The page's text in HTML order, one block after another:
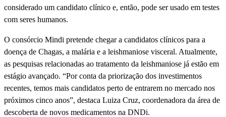
considerado um candidato clínico e, então, pode ser usado em testes
com seres humanos.
O consórcio Mindi pretende chegar a candidatos clínicos para a
doença de Chagas, a malária e a leishmaniose visceral. Atualmente,
as pesquisas relacionadas ao tratamento da leishmaniose já estão em
estágio avançado. “Por conta da priorização dos investimentos
recentes, temos mais candidatos perto de entrarem no mercado nos
próximos cinco anos”, destaca Luiza Cruz, coordenadora da área de
descoberta de novos medicamentos na DNDi.